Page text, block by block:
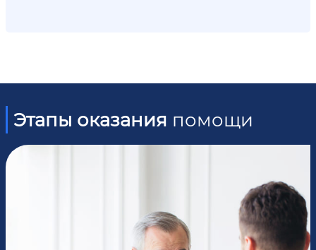
Этапы оказания помощи